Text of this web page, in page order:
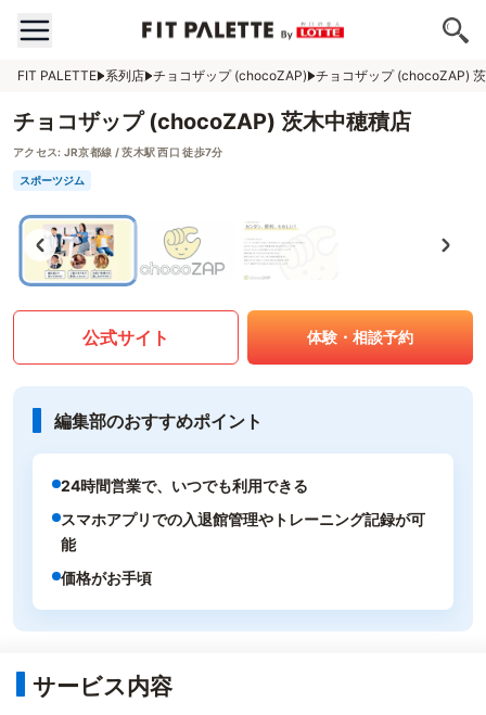
FIT PALETTE 系列店 チョコザップ (chocoZAP) チョコザップ (chocoZAP)
チョコザップ (chocoZAP) 茨木中穂積店
アクセス: JR京都線 / 茨木駅 西口 徒歩7分
スポーツジム
公式サイト 体験・相談予約
編集部のおすすめポイント
24時間営業で、いつでも利用できる
スマホアプリでの入退館管理やトレーニング記録が可
能
価格がお手頃
サービス内容